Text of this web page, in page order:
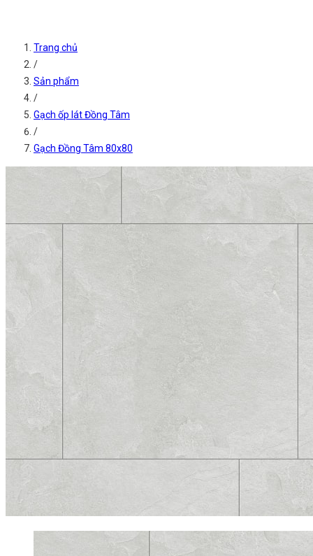
Trang chủ
/
Sản phẩm
/
Gạch ốp lát Đồng Tâm
/
Gạch Đồng Tâm 80x80